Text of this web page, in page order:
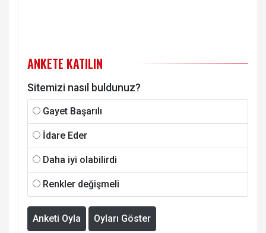
ANKETE KATILIN
Sitemizi nasıl buldunuz?
Gayet Başarılı
İdare Eder
Daha iyi olabilirdi
Renkler değişmeli
Anketi Oyla Oyları Göster